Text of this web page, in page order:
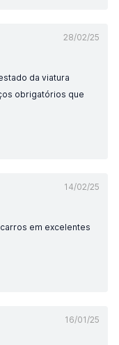
28/02/25
da viatura
obrigatórios que
14/02/25
em excelentes
16/01/25